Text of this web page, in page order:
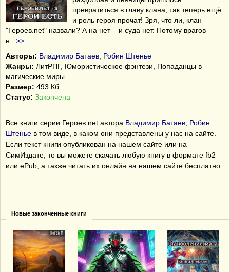
превратиться в главу клана, так теперь ещё
и роль героя прочат! Зря, что ли, клан
"Героев.net" назвали? А на нет – и суда нет. Потому врагов
н
>>
Авторы: Владимир Батаев Робин Штенье
Жанры: ЛитРПГ, Юмористическое фэнтези, Попаданцы в
магические миры
Размер: 493 Кб
Статус: Закончена
Все книги серии Героев.net автора Владимир Батаев Робин
Штенье в том виде, в каком они представлены у нас на сайте.
Если текст книги опубликован на нашем сайте или на
СимИздате, то вы можете скачать любую книгу в формате fb2
или ePub, а также читать их онлайн на нашем сайте бесплатно.
Новые законченные книги